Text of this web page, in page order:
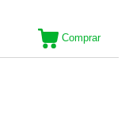
Comprar